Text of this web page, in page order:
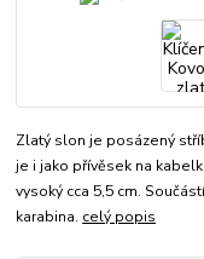
Zlatý slon je posázený
je i jako přívěsek na
vysoký cca 5,5 cm.
karabina. celý popis